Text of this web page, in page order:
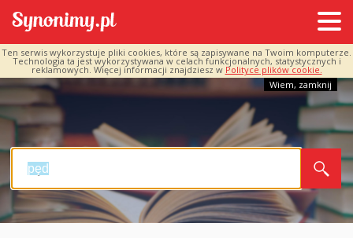
Ten serwis wykorzystuje pliki cookies, które są zapisywane na Twoim komputerze.
Technologia ta jest wykorzystywana w celach funkcjonalnych, statystycznych i
reklamowych. Więcej informacji znajdziesz w Polityce plików cookie.
Wiem, zamknij